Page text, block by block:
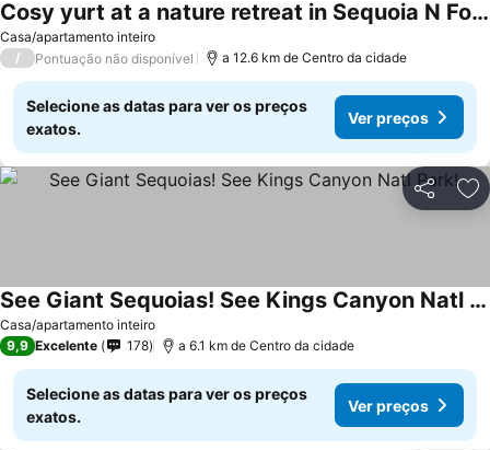
Casa/apartamento inteiro
Cosy yurt at a nature retreat in Sequoia N Forest
Ver preços
/ Pontuação não disponível a 12.6 km de Centro da cidade
Selecione as datas para ver os preços
exatos.
Ver preços
Partilhar
Casa/apartamento inteiro
See Giant Sequoias! See Kings Canyon Natl Park!
Ver preços
9,9 Excelente 178 a 6.1 km de Centro da cidade
Selecione as datas para ver os preços
exatos.
Ver preços